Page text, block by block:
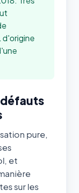
d'origine
pure,
et
sur les